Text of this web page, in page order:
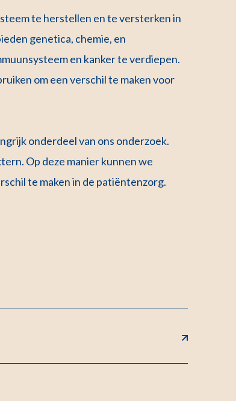
te herstellen en te versterken in
genetica, chemie, en
en kanker te verdiepen.
om een verschil te maken voor
onderdeel van ons onderzoek.
Op deze manier kunnen we
te maken in de patiëntenzorg.